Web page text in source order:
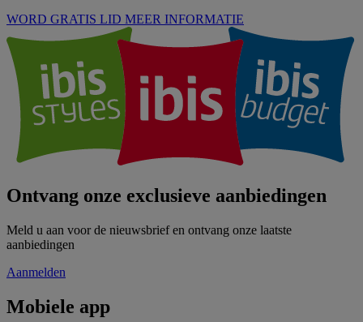
WORD GRATIS LID MEER INFORMATIE
Ontvang onze exclusieve aanbiedingen
Meld u aan voor de nieuwsbrief en ontvang onze laatste
aanbiedingen
Aanmelden
Mobiele app